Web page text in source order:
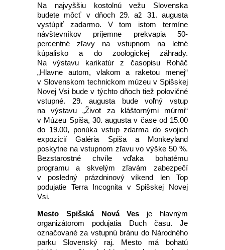
Na najvyššiu kostolnú vežu Slovenska
budete môcť v dňoch 29. až 31. augusta
vystúpiť zadarmo. V tom istom termíne
návštevníkov príjemne prekvapia 50-
percentné zľavy na vstupnom na letné
kúpalisko a do zoologickej záhrady.
Na výstavu karikatúr z časopisu Roháč
„Hlavne autom, vlakom a raketou menej“
v Slovenskom technickom múzeu v Spišskej
Novej Vsi bude v týchto dňoch tiež polovičné
vstupné. 29. augusta bude voľný vstup
na výstavu „Život za kláštornými múrmi“
v Múzeu Spiša, 30. augusta v čase od 15.00
do 19.00, ponúka vstup zdarma do svojich
expozícií Galéria Spiša a Monkeyland
poskytne na vstupnom zľavu vo výške 50 %.
Bezstarostné chvíle vďaka bohatému
programu a skvelým zľavám zabezpečí
v posledný prázdninový víkend len Top
podujatie Terra Incognita v Spišskej Novej
Vsi.
Mesto Spišská Nová Ves je hlavným
organizátorom podujatia Duch času. Je
označované za vstupnú bránu do Národného
parku Slovenský raj. Mesto má bohatú